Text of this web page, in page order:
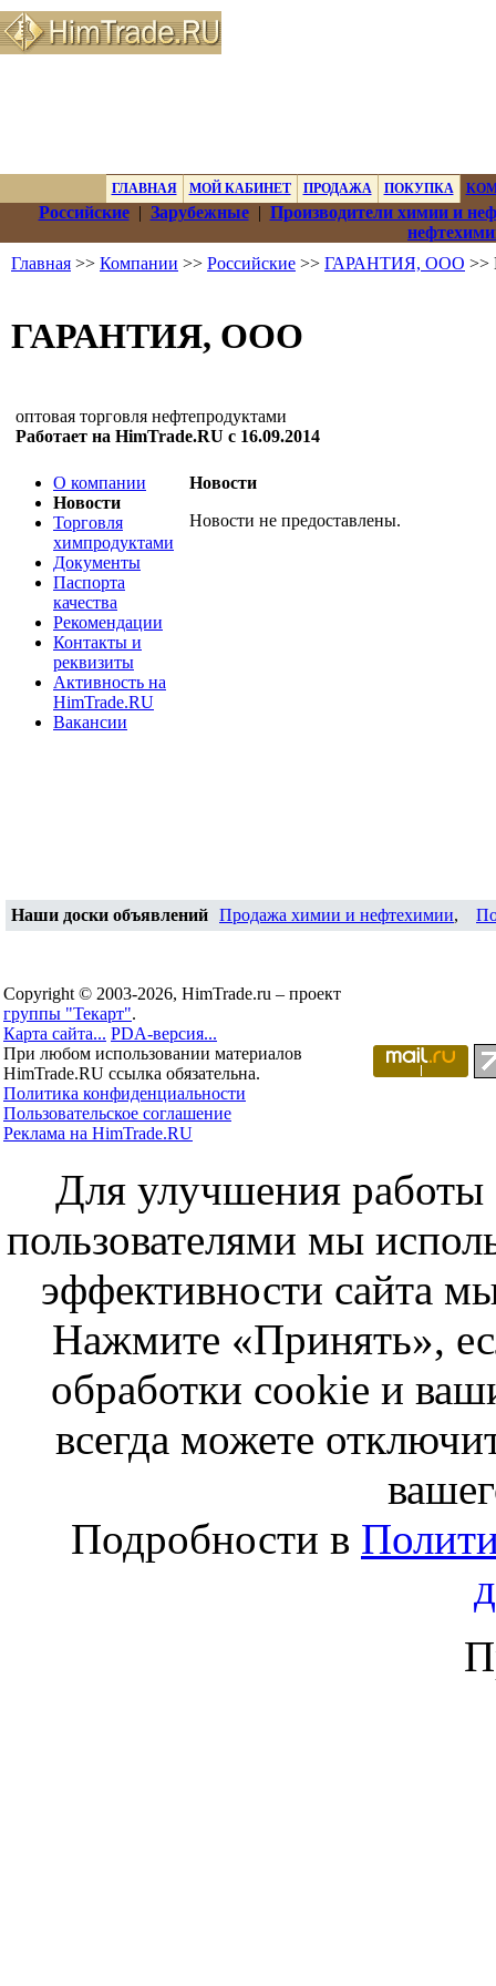
ГЛАВНАЯ МОЙ КАБИНЕТ ПРОДАЖА ПОКУПКА
Российские| Зарубежные| Производители химии и
Главная >> Компании >> Российские >> ГАРАНТИЯ, ООО >>
ГАРАНТИЯ, ООО
оптовая торговля нефтепродуктами
Работает на HimTrade.RU с 16.09.2014
О компании
Новости
Торговля
химпродуктами
Документы
Паспорта
качества
Рекомендации
Контакты и
реквизиты
Активность на
HimTrade.RU
Вакансии
Новости
Новости не предоставлены.
Наши доски объявлений Продажа химии и нефтехимии,
Copyright © 2003-2026, HimTrade.ru – проект
группы "Текарт".
Карта сайта... PDA-версия...
При любом использовании материалов
HimTrade.RU ссылка обязательна.
Политика конфиденциальности
Пользовательское соглашение
Реклама на HimTrade.RU
Для улучшения работы
пользователями мы
эффективности сайта
Нажмите «Принять»,
обработки cookie и
всегда можете
Подробности в